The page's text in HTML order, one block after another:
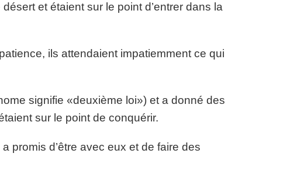
et étaient sur le point d’entrer dans la
ils attendaient impatiemment ce qui
signifie «deuxième loi») et a donné des
sur le point de conquérir.
promis d’être avec eux et de faire des